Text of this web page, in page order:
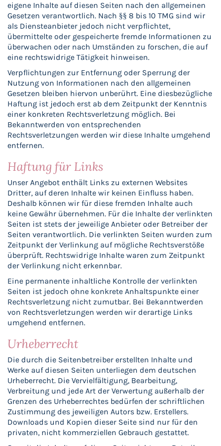
eigene Inhalte auf diesen Seiten nach den allgemeinen
Gesetzen verantwortlich. Nach §§ 8 bis 10 TMG sind wir
als Diensteanbieter jedoch nicht verpflichtet,
übermittelte oder gespeicherte fremde Informationen zu
überwachen oder nach Umständen zu forschen, die auf
eine rechtswidrige Tätigkeit hinweisen.
Verpflichtungen zur Entfernung oder Sperrung der
Nutzung von Informationen nach den allgemeinen
Gesetzen bleiben hiervon unberührt. Eine diesbezügliche
Haftung ist jedoch erst ab dem Zeitpunkt der Kenntnis
einer konkreten Rechtsverletzung möglich. Bei
Bekanntwerden von entsprechenden
Rechtsverletzungen werden wir diese Inhalte umgehend
entfernen.
Haftung für Links
Unser Angebot enthält Links zu externen Websites
Dritter, auf deren Inhalte wir keinen Einfluss haben.
Deshalb können wir für diese fremden Inhalte auch
keine Gewähr übernehmen. Für die Inhalte der verlinkten
Seiten ist stets der jeweilige Anbieter oder Betreiber der
Seiten verantwortlich. Die verlinkten Seiten wurden zum
Zeitpunkt der Verlinkung auf mögliche Rechtsverstöße
überprüft. Rechtswidrige Inhalte waren zum Zeitpunkt
der Verlinkung nicht erkennbar.
Eine permanente inhaltliche Kontrolle der verlinkten
Seiten ist jedoch ohne konkrete Anhaltspunkte einer
Rechtsverletzung nicht zumutbar. Bei Bekanntwerden
von Rechtsverletzungen werden wir derartige Links
umgehend entfernen.
Urheberrecht
Die durch die Seitenbetreiber erstellten Inhalte und
Werke auf diesen Seiten unterliegen dem deutschen
Urheberrecht. Die Vervielfältigung, Bearbeitung,
Verbreitung und jede Art der Verwertung außerhalb der
Grenzen des Urheberrechtes bedürfen der schriftlichen
Zustimmung des jeweiligen Autors bzw. Erstellers.
Downloads und Kopien dieser Seite sind nur für den
privaten, nicht kommerziellen Gebrauch gestattet.